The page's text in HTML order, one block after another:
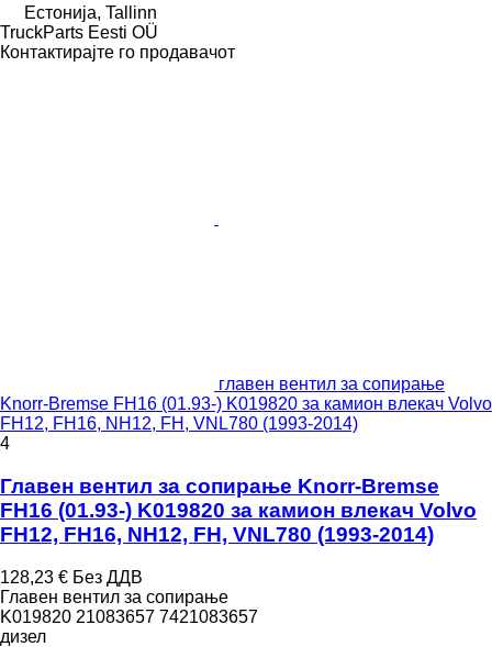
Естонија, Tallinn
TruckParts Eesti OÜ
Контактирајте го продавачот
главен вентил за сопирање
Knorr-Bremse FH16 (01.93-) K019820 за камион влекач Volvo
FH12, FH16, NH12, FH, VNL780 (1993-2014)
4
Главен вентил за сопирање Knorr-Bremse
FH16 (01.93-) K019820 за камион влекач Volvo
FH12, FH16, NH12, FH, VNL780 (1993-2014)
128,23 € Без ДДВ
Главен вентил за сопирање
K019820 21083657 7421083657
дизел